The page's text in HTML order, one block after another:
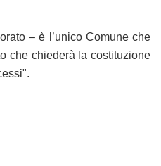
– è l’unico Comune che
che chiederà la costituzione